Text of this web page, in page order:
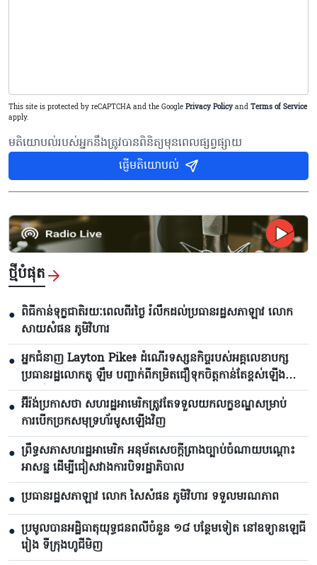
This site is protected by reCAPTCHA and the Google Privacy Policy and Terms of Service
apply.
មតិយោបល់របស់អ្នកនឹងត្រូវបានពិនិត្យមុនពេលផ្សព្វផ្សាយ
ផ្ញើមតិយោបល់
ថ្មីបំផុត
● ពិធីកាន់ទុក្ខជាតិរយៈពេលពីរថ្ងៃ រំលឹកដល់ប្រធានរដ្ឋសភាឡាវ លោក
សាយសំផន ភូមិវិហារ
● អ្នកជំនាញ Layton Pike៖ ដំណើរទស្សនកិច្ចរបស់អគ្គលេខាបក្ស
ប្រធានរដ្ឋលោកតូ ឡឹម បញ្ជាក់ពីកម្រិតជឿទុកចិត្តកាន់តែខ្ពស់ឡើង
រវាងវៀតណាមនិងអូស្ត្រាលី
● អ៊ីរ៉ង់ប្រកាសថា សហរដ្ឋអាមេរិកត្រូវតែទទួលយកលក្ខខណ្ឌសម្រាប់
ការបើកច្រកសមុទ្រហ័រមូសឡើងវិញ
● ព្រឹទ្ធសភាសហរដ្ឋអាមេរិក អនុម័តសេចក្តីព្រាងច្បាប់ចំណាយបណ្តោះ
អាសន្ន ដើម្បីជៀសវាងការបិទរដ្ឋាភិបាល
● ប្រធានរដ្ឋសភាឡាវ លោក សៃសំផន ភូមិវិហារ ទទួលមរណភាព
● ប្រមូលបានអដ្ឋិធាតុយុទ្ធជនពលីចំនួន ១៨ បន្ថែមទៀត នៅឧទ្យានឡេធី
រៀង ទីក្រុងហូជីមិញ